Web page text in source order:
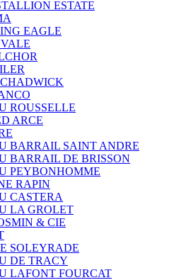
ESTATE
EAGLE
ROUSSELLE
ARCE
BARRAIL SAINT ANDRE
BARRAIL DE BRISSON
PEYBONHOMME
RAPIN
CASTERA
LA GROLET
& CIE
SOLEYRADE
DE TRACY
LAFONT FOURCAT